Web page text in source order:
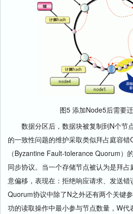
图5 添加Node5后需要
数据分区后，数据块被复制到N个节
的一致性问题的维护采取类似拜占庭容错
（Byzantine Fault-tolerance Quorum）
同步协议。当一个存储节点被认为是拜
意偏移，表现在：拒绝响应请求、发送错
Quorum协议中除了N之外还有两个关键
功的读取操作中最小参与节点数量，W